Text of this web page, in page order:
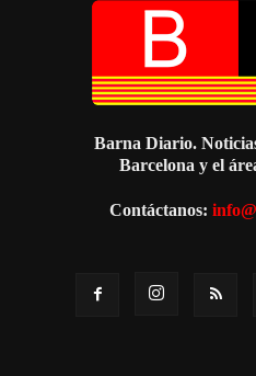
Barna Diario.
Barcelona y el
Contáctanos: